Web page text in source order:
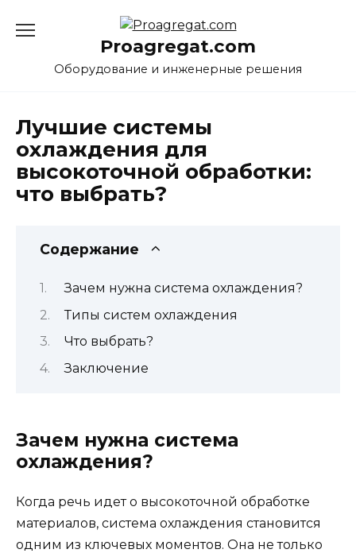
Proagregat.com
Оборудование и инженерные решения
Лучшие системы
охлаждения для
высокоточной обработки:
что выбрать?
Содержание
Зачем нужна система охлаждения?
Типы систем охлаждения
Что выбрать?
Заключение
Зачем нужна система
охлаждения?
Когда речь идет о высокоточной обработке
материалов, система охлаждения становится
одним из ключевых моментов. Она не только